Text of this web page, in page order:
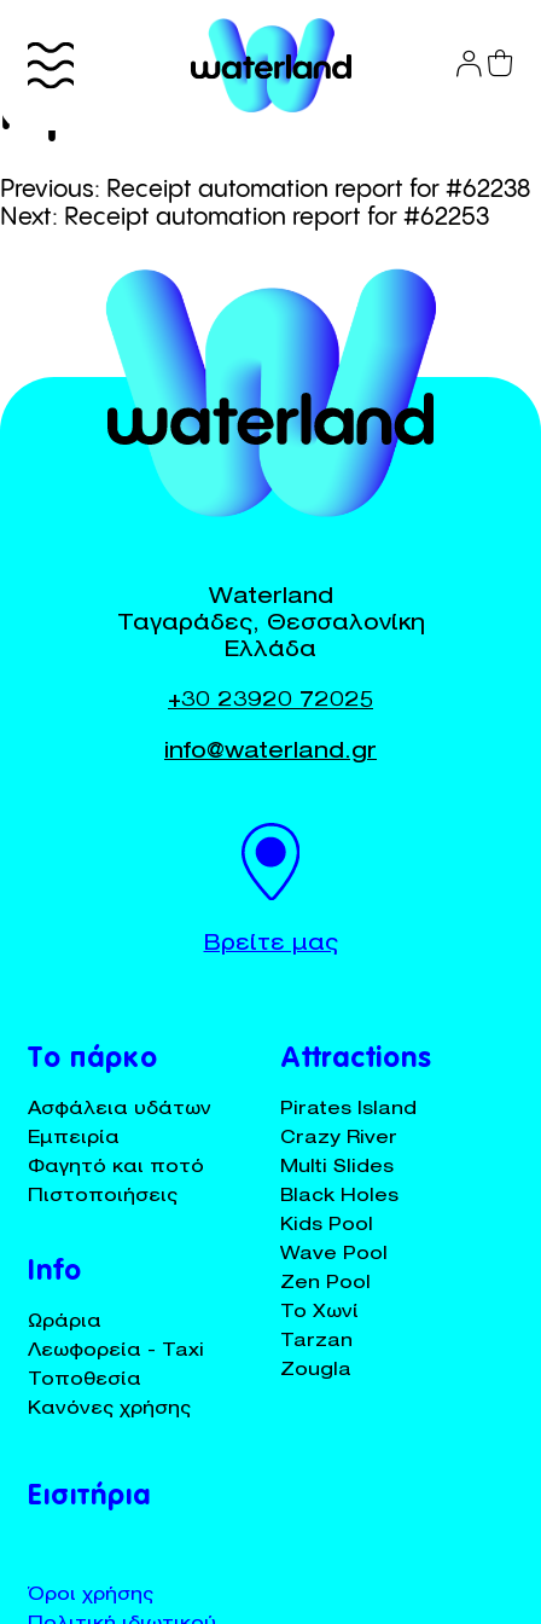
content
+30 23920 72025
Το πάρκο
Attractions
Εισιτήρια
Receipt automation
report for #62233
Πλοήγηση
άρθρων
Previous: Receipt automation report for #62238
Next: Receipt automation report for #62253
Το πάρκο
Ασφάλεια υδάτων
Εμπειρία
Φαγητό και ποτό
Πιστοποιήσεις
Info
Ωράρια
Λεωφορεία - Taxi
Τοποθεσία
Κανόνες χρήσης
Attractions
Pirates Island
Crazy River
Multi Slides
Black Holes
Kids Pool
Wave Pool
Zen Pool
Το Χωνί
Tarzan
Zougla
Εισιτήρια
Όροι χρήσης
Waterland
Ταγαράδες, Θεσσαλονίκη
Ελλάδα
+30 23920 72025
info@waterland.gr
Βρείτε μας